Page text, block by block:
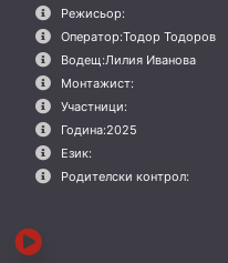
Режисьор:
Оператор:Тодор Тодоров
Водещ:Лилия Иванова
Монтажист:
Участници:
Година:2025
Език:
Родителски контрол: